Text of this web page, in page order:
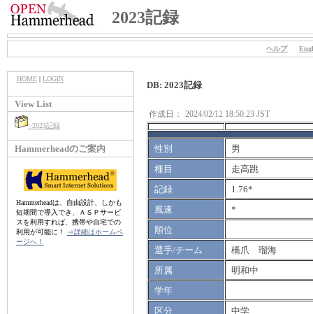
2023記録
ヘルプ
HOME| LOGIN
View List
2023記録
Hammerheadのご案内
Hammerheadは、自由設計、しかも
短期間で導入でき、ＡＳＰサービ
スを利用すれば、携帯や自宅での
利用が可能に！
⇒詳細はホームペ
ージへ！
DB: 2023記録
作成日： 2024/02/12 18:50:23 JST
性別
男
種目
走高跳
記録
1.76*
風速
*
順位
選手/チーム
橋爪 瑠海
所属
明和中
学年
区分
中学